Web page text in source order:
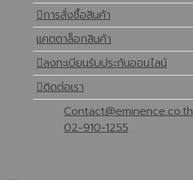
การสั่งซื้อสินค้า
แคตตาล็อกสินค้า
ลงทะเบียนรับประกันออนไลน์
ติดต่อเรา
Contact@eminence.co.th
02-910-1255